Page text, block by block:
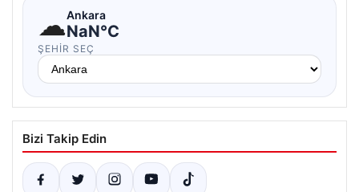
☁Ankara
NaN°C
ŞEHIR SEÇ
Bizi Takip Edin